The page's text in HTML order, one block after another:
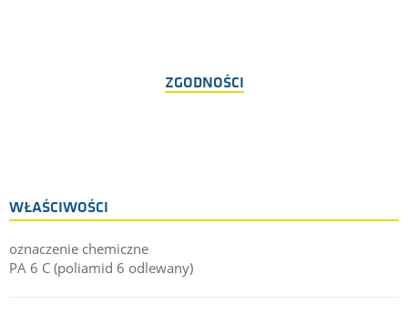
ZGODNOŚCI
WŁAŚCIWOŚCI
oznaczenie chemiczne
PA 6 C (poliamid 6 odlewany)